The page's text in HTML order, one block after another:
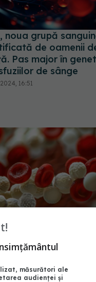
noua grupă
de oamenii
Pas major în
de sânge
16:51
Hodgkin: o
mari de
simptome și
măsurători ale
audienței și